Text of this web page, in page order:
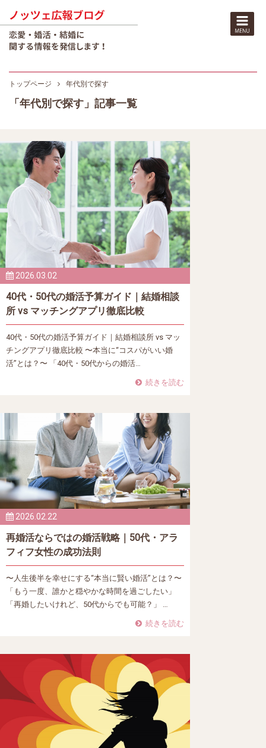
トップページ 年代別で探す
「年代別で探す」記事一覧
2026.03.02
40代・50代の婚活予算ガイド｜結婚相談
所 vs マッチングアプリ徹底比較
40代・50代の婚活予算ガイド｜結婚相談所 vs マッ
チングアプリ徹底比較 〜本当に“コスパがいい婚
活”とは？〜 「40代・50代からの婚活…
続きを読む
2026.02.22
再婚活ならではの婚活戦略｜50代・アラ
フィフ女性の成功法則
〜人生後半を幸せにする“本当に賢い婚活”とは？〜
「もう一度、誰かと穏やかな時間を過ごしたい」
「再婚したいけれど、50代からでも可能？」 …
続きを読む